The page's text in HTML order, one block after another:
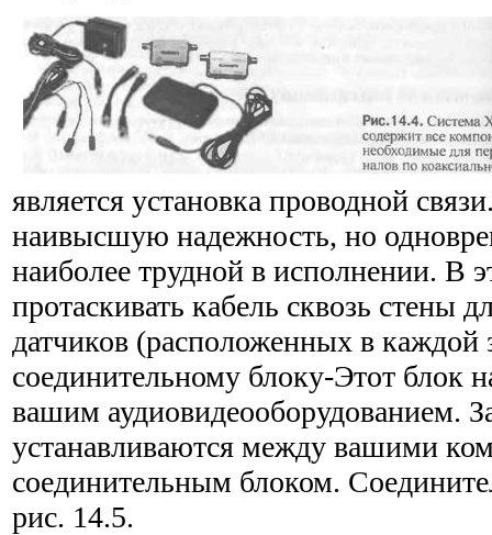
является установка проводной
наивысшую надежность, но
наиболее трудной в испол­нении. В
протаскивать кабель сквозь стены
датчиков (расположенных в каждой
соединительному блоку-Этот блок
вашим аудиовидеооборудованием.
устанавливаются между вашими
соединительным блоком.
рис. 14.5.